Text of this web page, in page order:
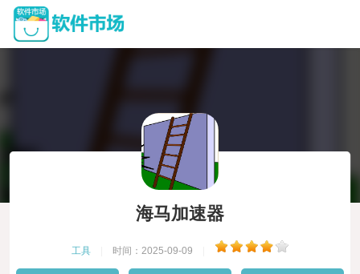
海马加速器
工具 时间：2025-09-09